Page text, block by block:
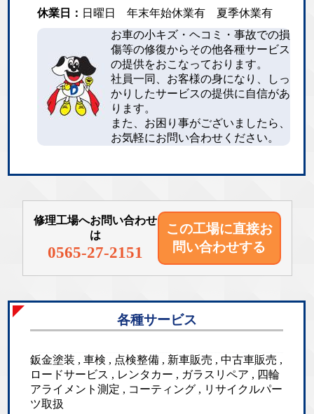
休業日： 日曜日 年末年始休業有 夏季休業有
お車の小キズ・ヘコミ・事故での損
傷等の修復からその他各種サービス
の提供をおこなっております。
社員一同、お客様の身になり、しっ
かりしたサービスの提供に自信があ
ります。
また、お困り事がございましたら、
お気軽にお問い合わせください。
修理工場へお問い合わせ
は
0565-27-2151
この工場に直接お
問い合わせする
各種サービス
鈑金塗装 , 車検 , 点検整備 , 新車販売 , 中古車販売 ,
ロードサービス , レンタカー , ガラスリペア , 四輪
アライメント測定 , コーティング , リサイクルパー
ツ取扱